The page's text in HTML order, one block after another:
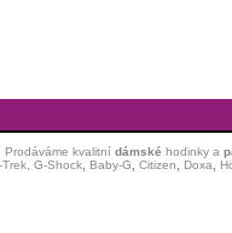
Prodáváme kvalitní dámské hodinkya
G-Shock, Baby-G Citizen Doxa